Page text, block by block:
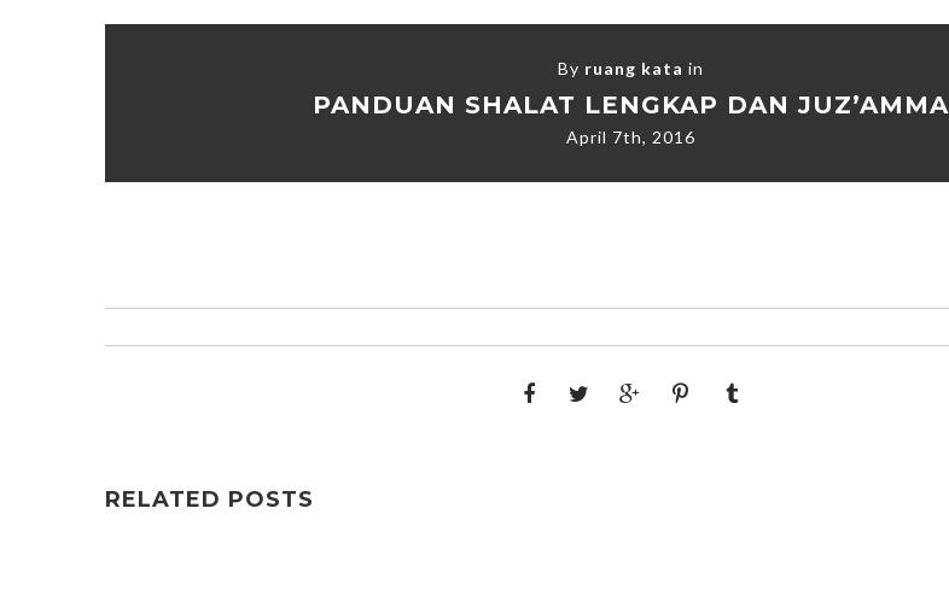
By ruang kata in
PANDUAN SHALAT LENGKAP DAN JUZ’AMMA
April 7th, 2016
RELATED POSTS